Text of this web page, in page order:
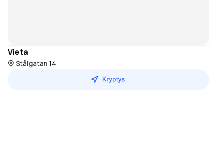
Vieta
Stålgatan 14
Kryptys